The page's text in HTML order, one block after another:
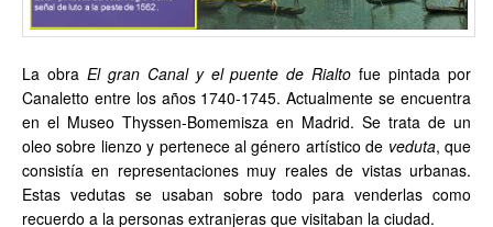
La obra El gran Canal y el puente de Rialto fue pintada por
Canaletto entre los años 1740-1745. Actualmente se encuentra
en el Museo Thyssen-Bomemisza en Madrid. Se trata de un
oleo sobre lienzo y pertenece al género artístico de veduta, que
consistía en representaciones muy reales de vistas urbanas.
Estas vedutas se usaban sobre todo para venderlas como
recuerdo a la personas extranjeras que visitaban la ciudad.